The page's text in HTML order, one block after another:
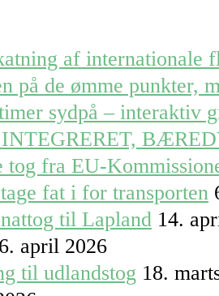
af internationale
de ømme punkter,
sydpå – interaktiv
tog fra EU-
fat i for transporten
til Lapland 14.
6. april 2026
til udlandstog 18.